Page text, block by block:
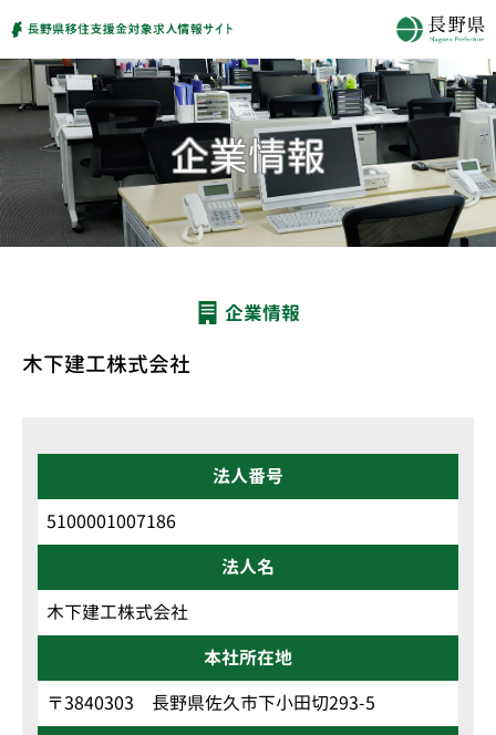
企業情報
木下建工株式会社
法人番号
5100001007186
法人名
木下建工株式会社
本社所在地
〒3840303 長野県佐久市下小田切293-5